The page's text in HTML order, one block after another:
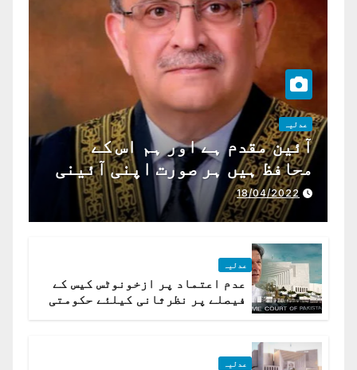
عدلیہ
آئین مقدم ہے اور ہم اس کے
محافظ ہیں ہر صورت اپنی آئینی
ذمہ داری ادا کرینگے ، چیف
جسٹس پاکستان
18/04/2022
عدلیہ
عدم اعتماد پر ازخونوٹس کیس کے
فیصلے پر نظرثانی کیلئے حکومتی
عدلیہ